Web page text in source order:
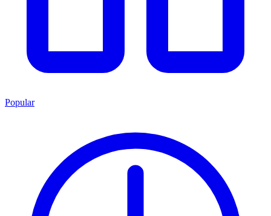
Popular